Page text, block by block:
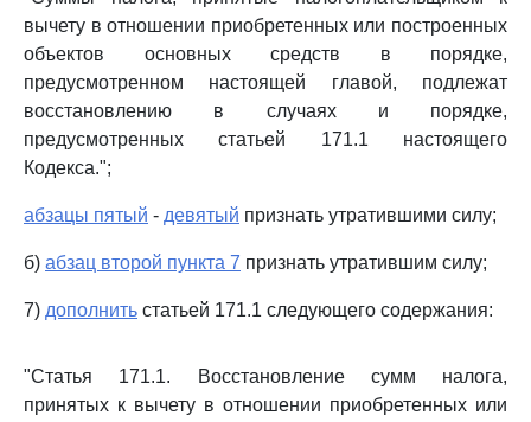
вычету в отношении приобретенных или построенных
объектов основных средств в порядке,
предусмотренном настоящей главой, подлежат
восстановлению в случаях и порядке,
предусмотренных статьей 171.1 настоящего
Кодекса.";
абзацы пятый - девятый признать утратившими силу;
б) абзац второй пункта 7 признать утратившим силу;
7) дополнить статьей 171.1 следующего содержания:
"Статья 171.1. Восстановление сумм налога,
принятых к вычету в отношении приобретенных или